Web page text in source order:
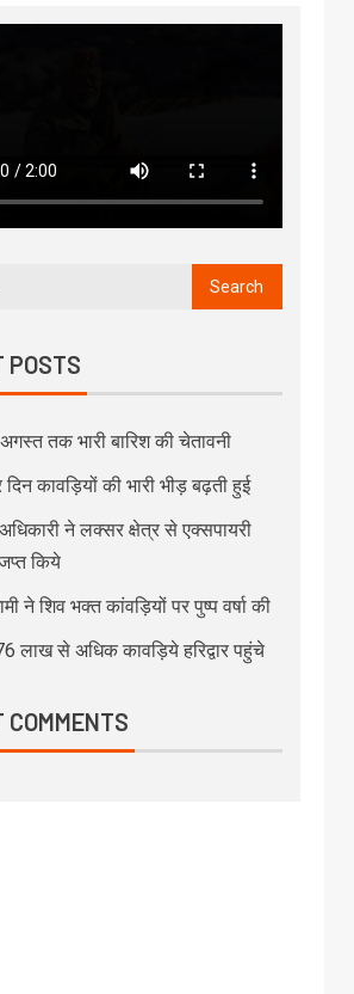
POSTS
अगस्त तक भारी बारिश की चेतावनी
दिन कावड़ियों की भारी भीड़ बढ़ती हुई
अधिकारी ने लक्सर क्षेत्र से एक्सपायरी
जप्त किये
ने शिव भक्त कांवड़ियों पर पुष्प वर्षा की
लाख से अधिक कावड़िये हरिद्वार पहुंचे
COMMENTS